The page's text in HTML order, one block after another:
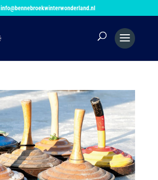
info@bennebroekwinterwonderland.nl